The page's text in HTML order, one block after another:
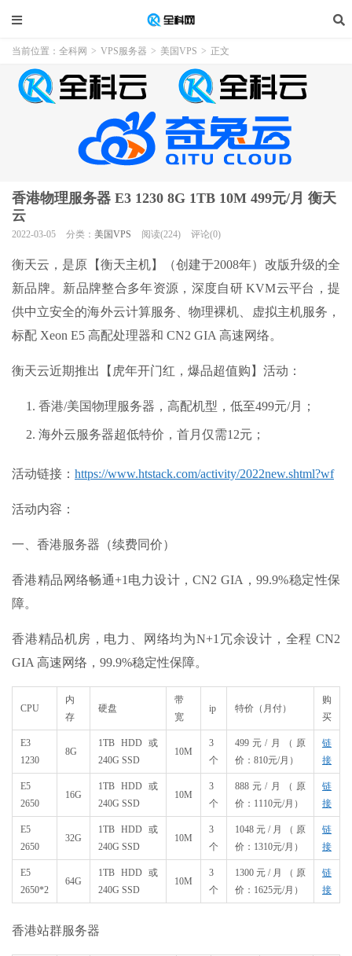
当前位置： 全科网 > VPS服务器 > 美国VPS > 正文
香港物理服务器 E3 1230 8G 1TB 10M 499元/月 衡天
云
2022-03-05 分类： 美国VPS 阅读(224) 评论(0)
衡天云，是原【衡天主机】（创建于2008年）改版升级的全
新品牌。新品牌整合多年资源，深度自研 KVM云平台，提
供中立安全的海外云计算服务、物理裸机、虚拟主机服务，
标配 Xeon E5 高配处理器和 CN2 GIA 高速网络。
衡天云近期推出【虎年开门红，爆品超值购】活动：
香港/美国物理服务器，高配机型，低至499元/月；
海外云服务器超低特价，首月仅需12元；
活动链接 ： https://www.htstack.com/activity/2022new.shtml?wf
活动内容 ：
一、香港服务器（续费同价）
香港精品网络畅通+1电力设计，CN2 GIA，99.9%稳定性保
障。
香港精品机房，电力、网络均为N+1冗余设计，全程 CN2
GIA 高速网络，99.9%稳定性保障。
CPU​
内
存​
硬盘
带
宽
ip 特价（月付）
购
买
E3
1230
8G
1TB HDD 或
240G SSD
10M
3
个
499元/月
（原
价： 810元/月）
链
接
E5
2650
16G
1TB HDD 或
240G SSD
10M
3
个
888元/月
（原
价： 1110元/月）
链
接
E5
2650
32G
1TB HDD 或
240G SSD
10M
3
个
1048元/月
（原
价： 1310元/月）
链
接
E5
2650*2
64G
1TB HDD 或
240G SSD
10M
3
个
1300元/月
（原
价： 1625元/月）
链
接
香港站群服务器